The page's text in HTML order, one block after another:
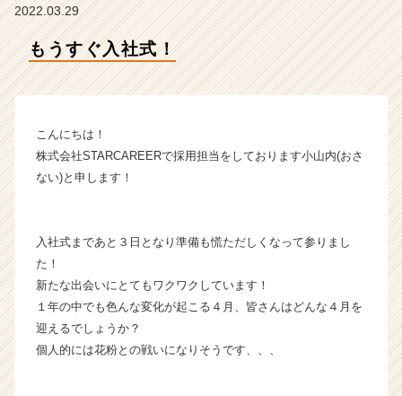
ャ
ー・
長
か
ト
届
く
活
2022.03.29
もうすぐ入社式！
こんにちは！
株式会社STARCAREERで採用担当をしております小山内(おさ
ない)と申します！
入社式まであと３日となり準備も慌ただしくなって参りまし
た！
新たな出会いにとてもワクワクしています！
１年の中でも色んな変化が起こる４月、皆さんはどんな４月を
迎えるでしょうか？
個人的には花粉との戦いになりそうです、、、